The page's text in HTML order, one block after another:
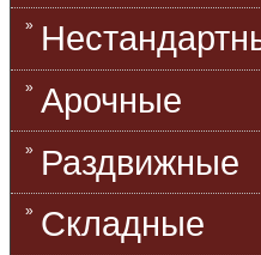
Арочные
Раздвижные
Складные